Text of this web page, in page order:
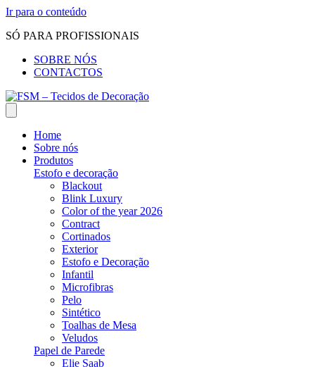
Ir para o conteúdo
SÓ PARA PROFISSIONAIS
SOBRE NÓS
CONTACTOS
Home
Sobre nós
Produtos
Estofo e decoração
Blackout
Blink Luxury
Color of the year 2026
Contract
Cortinados
Exterior
Estofo e Decoração
Infantil
Microfibras
Pelo
Sintético
Toalhas de Mesa
Veludos
Papel de Parede
Elie Saab